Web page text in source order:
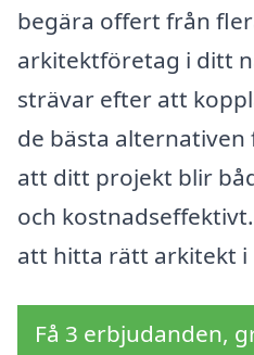
begära offert från
arkitektföretag i ditt
strävar efter att
de bästa
att ditt projekt blir
och
att hitta rätt arkitekt i
Få 3 erbjudanden,